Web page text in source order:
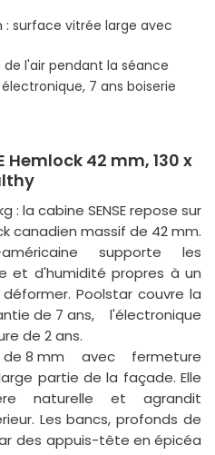
: surface vitrée large avec
l'air pendant la séance
électronique, 7 ans boiserie
Hemlock 42 mm, 130 x
: la cabine SENSE repose sur
canadien massif de 42 mm.
supporte les
et d'humidité propres à un
Poolstar couvre la
de 7 ans, l'électronique
de 2 ans.
8 mm avec fermeture
partie de la façade. Elle
naturelle et agrandit
Les bancs, profonds de
des appuis-tête en épicéa